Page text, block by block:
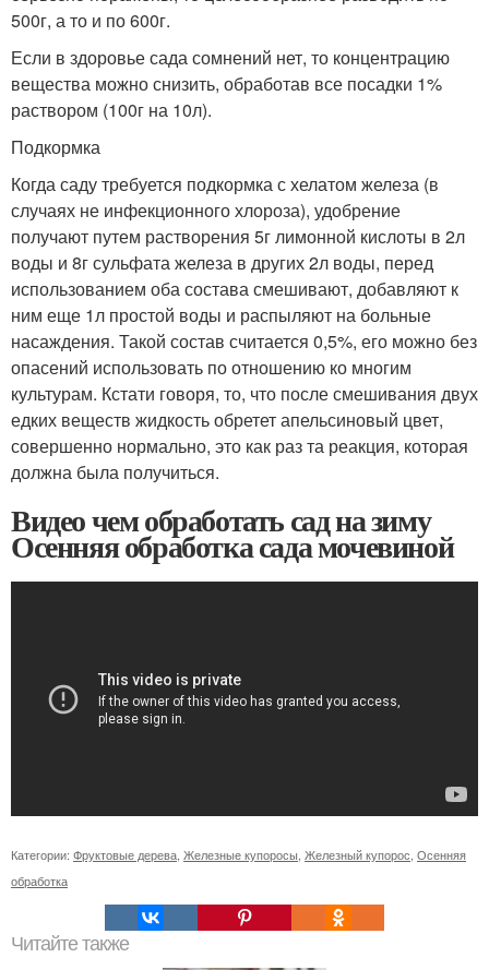
500г, а то и по 600г.
Если в здоровье сада сомнений нет, то концентрацию
вещества можно снизить, обработав все посадки 1%
раствором (100г на 10л).
Подкормка
Когда саду требуется подкормка с хелатом железа (в
случаях не инфекционного хлороза), удобрение
получают путем растворения 5г лимонной кислоты в 2л
воды и 8г сульфата железа в других 2л воды, перед
использованием оба состава смешивают, добавляют к
ним еще 1л простой воды и распыляют на больные
насаждения. Такой состав считается 0,5%, его можно без
опасений использовать по отношению ко многим
культурам. Кстати говоря, то, что после смешивания двух
едких веществ жидкость обретет апельсиновый цвет,
совершенно нормально, это как раз та реакция, которая
должна была получиться.
Видео чем обработать сад на зиму
Осенняя обработка сада мочевиной
Категории: Фруктовые дерева Железные купоросы Железный купорос Осенняя
обработка
Читайте также